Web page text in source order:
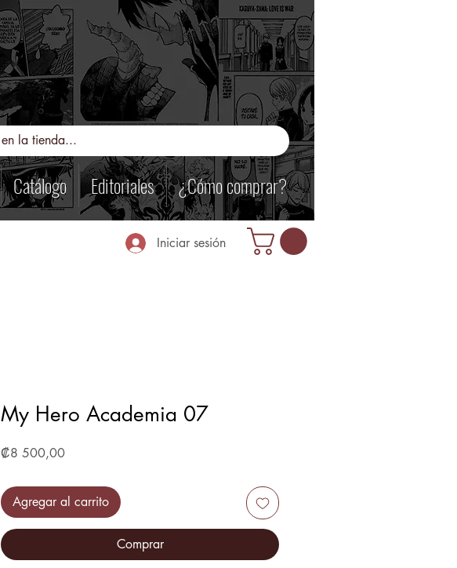
Catálogo Editoriales ¿Cómo comprar?
Iniciar sesión
My Hero Academia 07
₡8 500,00Precio
Agregar al carrito
Comprar